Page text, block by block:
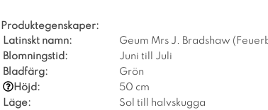
Produktegenskaper:
Latinskt namn:
Geum Mrs J. Bradshaw
Blomningstid:
Juni till Juli
Bladfärg:
Grön
Höjd:
50 cm
Läge:
Sol till halvskugga